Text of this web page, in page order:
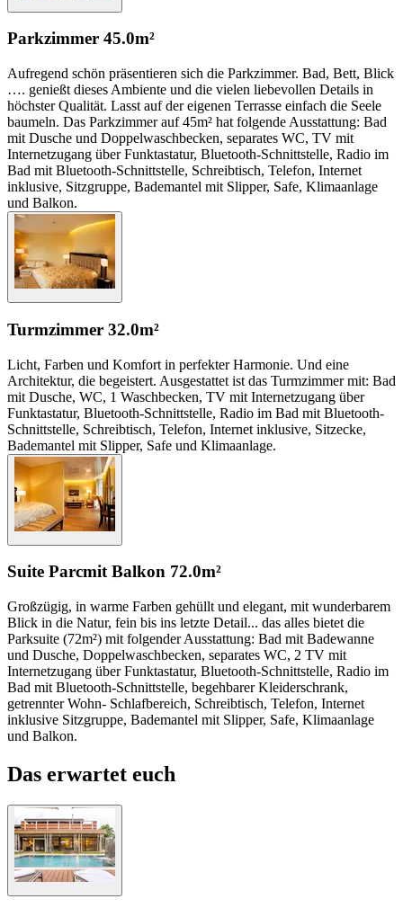
Parkzimmer 45.0m²
Aufregend schön präsentieren sich die Parkzimmer. Bad, Bett, Blick
…. genießt dieses Ambiente und die vielen liebevollen Details in
höchster Qualität. Lasst auf der eigenen Terrasse einfach die Seele
baumeln. Das Parkzimmer auf 45m² hat folgende Ausstattung: Bad
mit Dusche und Doppelwaschbecken, separates WC, TV mit
Internetzugang über Funktastatur, Bluetooth-Schnittstelle, Radio im
Bad mit Bluetooth-Schnittstelle, Schreibtisch, Telefon, Internet
inklusive, Sitzgruppe, Bademantel mit Slipper, Safe, Klimaanlage
und Balkon.
Turmzimmer 32.0m²
Licht, Farben und Komfort in perfekter Harmonie. Und eine
Architektur, die begeistert. Ausgestattet ist das Turmzimmer mit: Bad
mit Dusche, WC, 1 Waschbecken, TV mit Internetzugang über
Funktastatur, Bluetooth-Schnittstelle, Radio im Bad mit Bluetooth-
Schnittstelle, Schreibtisch, Telefon, Internet inklusive, Sitzecke,
Bademantel mit Slipper, Safe und Klimaanlage.
Suite Parcmit Balkon 72.0m²
Großzügig, in warme Farben gehüllt und elegant, mit wunderbarem
Blick in die Natur, fein bis ins letzte Detail... das alles bietet die
Parksuite (72m²) mit folgender Ausstattung: Bad mit Badewanne
und Dusche, Doppelwaschbecken, separates WC, 2 TV mit
Internetzugang über Funktastatur, Bluetooth-Schnittstelle, Radio im
Bad mit Bluetooth-Schnittstelle, begehbarer Kleiderschrank,
getrennter Wohn- Schlafbereich, Schreibtisch, Telefon, Internet
inklusive Sitzgruppe, Bademantel mit Slipper, Safe, Klimaanlage
und Balkon.
Das erwartet euch